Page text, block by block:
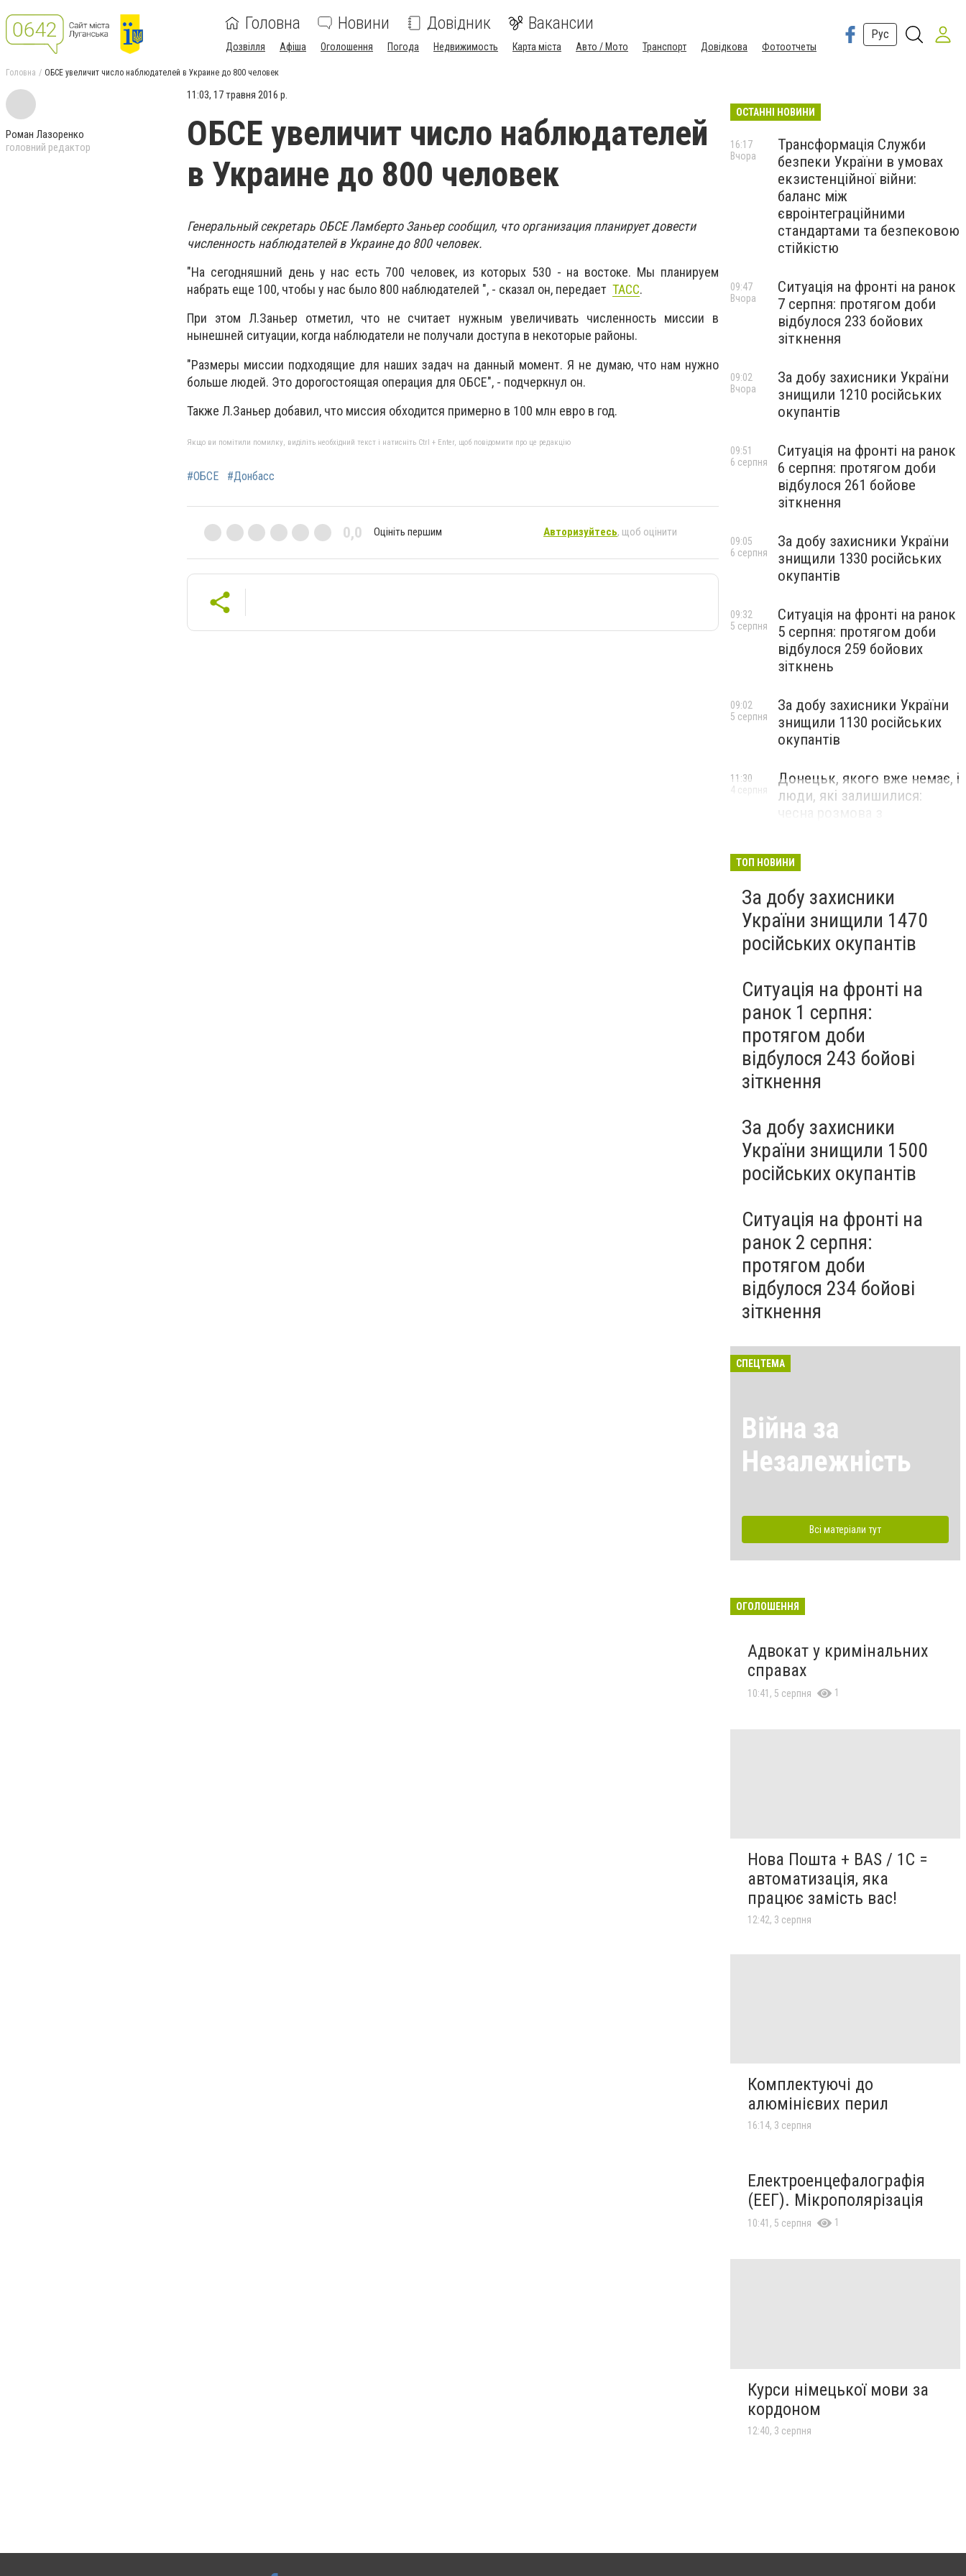
Головна Новини Довідник Вакансии
Дозвілля Афіша Оголошення Погода Недвижимость Карта міста Авто / Мото Транспорт Довідкова Фотоотчеты
Рус
Головна ОБСЕ увеличит число наблюдателей в Украине до 800 человек
Роман Лазоренко
головний редактор
11:03, 17 травня 2016 р.
ОБСЕ увеличит число наблюдателей
в Украине до 800 человек
Генеральный секретарь ОБСЕ Ламберто Заньер сообщил, что организация планирует довести
численность наблюдателей в Украине до 800 человек.
"На сегодняшний день у нас есть 700 человек, из которых 530 - на востоке. Мы планируем
набрать еще 100, чтобы у нас было 800 наблюдателей ", - сказал он, передает ТАСС.
При этом Л.Заньер отметил, что не считает нужным увеличивать численность миссии в
нынешней ситуации, когда наблюдатели не получали доступа в некоторые районы.
"Размеры миссии подходящие для наших задач на данный момент. Я не думаю, что нам нужно
больше людей. Это дорогостоящая операция для ОБСЕ", - подчеркнул он.
Также Л.Заньер добавил, что миссия обходится примерно в 100 млн евро в год.
Якщо ви помітили помилку, виділіть необхідний текст і натисніть Ctrl + Enter, щоб повідомити про це редакцію
#ОБСЕ #Донбасс
0,0 Оцініть першим Авторизуйтесь, щоб оцінити
ОСТАННІ НОВИНИ
Трансформація Служби
безпеки України в умовах
екзистенційної війни:
баланс між
євроінтеграційними
стандартами та безпековою
стійкістю
16:17
Вчора
Ситуація на фронті на ранок
7 серпня: протягом доби
відбулося 233 бойових
зіткнення
09:47
Вчора
За добу захисники України
знищили 1210 російських
окупантів
09:02
Вчора
Ситуація на фронті на ранок
6 серпня: протягом доби
відбулося 261 бойове
зіткнення
09:51
6 серпня
За добу захисники України
знищили 1330 російських
окупантів
09:05
6 серпня
Ситуація на фронті на ранок
5 серпня: протягом доби
відбулося 259 бойових
зіткнень
09:32
5 серпня
За добу захисники України
знищили 1130 російських
окупантів
09:02
5 серпня
Донецьк, якого вже немає, і
люди, які залишилися:
11:30
4 серпня
ТОП НОВИНИ
За добу захисники
України знищили 1470
російських окупантів
Ситуація на фронті на
ранок 1 серпня:
протягом доби
відбулося 243 бойові
зіткнення
За добу захисники
України знищили 1500
російських окупантів
Ситуація на фронті на
ранок 2 серпня:
протягом доби
відбулося 234 бойові
зіткнення
СПЕЦТЕМА
Війна за
Незалежність
Всі матеріали тут
ОГОЛОШЕННЯ
Адвокат у кримінальних
справах
10:41, 5 серпня 1
Нова Пошта + BAS / 1C =
автоматизація, яка
працює замість вас!
12:42, 3 серпня
Комплектуючі до
алюмінієвих перил
16:14, 3 серпня
Електроенцефалографія
(ЕЕГ). Мікрополярізація
10:41, 5 серпня 1
Курси німецької мови за
кордоном
12:40, 3 серпня